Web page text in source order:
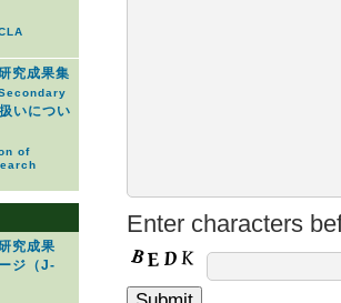
究成果集
いについ
of
究成果
ジ（J-
Enter characters